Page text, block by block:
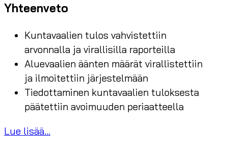
Yhteenveto
Kuntavaalien tulos vahvistettiin
arvonnalla ja virallisilla raporteilla
Aluevaalien äänten määrät virallistettiin
ja ilmoitettiin järjestelmään
Tiedottaminen kuntavaalien tuloksesta
päätettiin avoimuuden periaatteella
Lue lisää...